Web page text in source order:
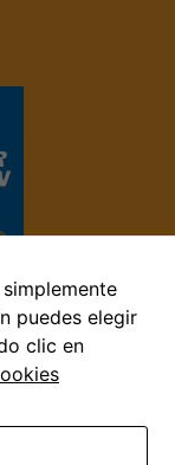
puedes elegir
clic en